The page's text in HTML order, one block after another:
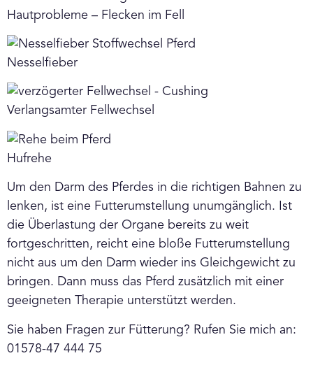
Hautprobleme – Flecken im Fell
Nesselfieber
Verlangsamter Fellwechsel
Hufrehe
Um den Darm des Pferdes in die richtigen Bahnen zu
lenken, ist eine Futterumstellung unumgänglich. Ist
die Überlastung der Organe bereits zu weit
fortgeschritten, reicht eine bloße Futterumstellung
nicht aus um den Darm wieder ins Gleichgewicht zu
bringen. Dann muss das Pferd zusätzlich mit einer
geeigneten Therapie unterstützt werden.
Sie haben Fragen zur Fütterung? Rufen Sie mich an:
01578-47 444 75